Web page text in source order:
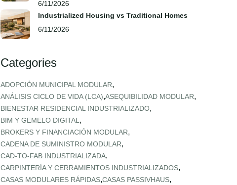
6/11/2026
Industrialized Housing vs Traditional Homes
6/11/2026
Categories
ADOPCIÓN MUNICIPAL MODULAR,
ANÁLISIS CICLO DE VIDA (LCA),ASEQUIBILIDAD MODULAR,
BIENESTAR RESIDENCIAL INDUSTRIALIZADO,
BIM Y GEMELO DIGITAL ,
BROKERS Y FINANCIACIÓN MODULAR,
CADENA DE SUMINISTRO MODULAR,
CAD‑TO‑FAB INDUSTRIALIZADA,
CARPINTERÍA Y CERRAMIENTOS INDUSTRIALIZADOS,
CASAS MODULARES RÁPIDAS,CASAS PASSIVHAUS,